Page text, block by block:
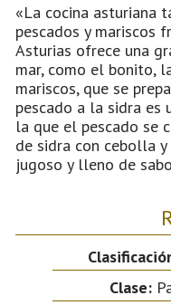
«La cocina asturiana
pescados y mariscos
Asturias ofrece una
mar, como el bonito,
mariscos, que se
pescado a la sidra es
la que el pescado se
de sidra con cebolla
jugoso y lleno de
Clase: